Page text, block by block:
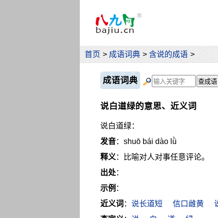
首页 > 成语词典 > 含说的成语 >
成语词典
说白道绿的意思、近义词
说白道绿：
发音：shuō bái dào lǜ
释义 ：比喻对人对事任意评论。
出处：
示例 ：
近义词 ： 说长道短 信口雌黄